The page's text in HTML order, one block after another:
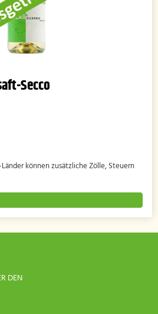
Secco
können zusätzliche Zölle, Steuern
DEN